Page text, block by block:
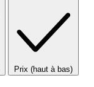
Prix (haut à bas)